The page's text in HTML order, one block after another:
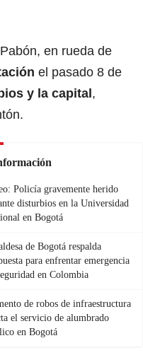
en rueda de
el pasado 8 de
y la capital ,
Policía gravemente herido
disturbios en la Universidad
en Bogotá
de Bogotá respalda
para enfrentar emergencia
en Colombia
de robos de infraestructura
el servicio de alumbrado
en Bogotá